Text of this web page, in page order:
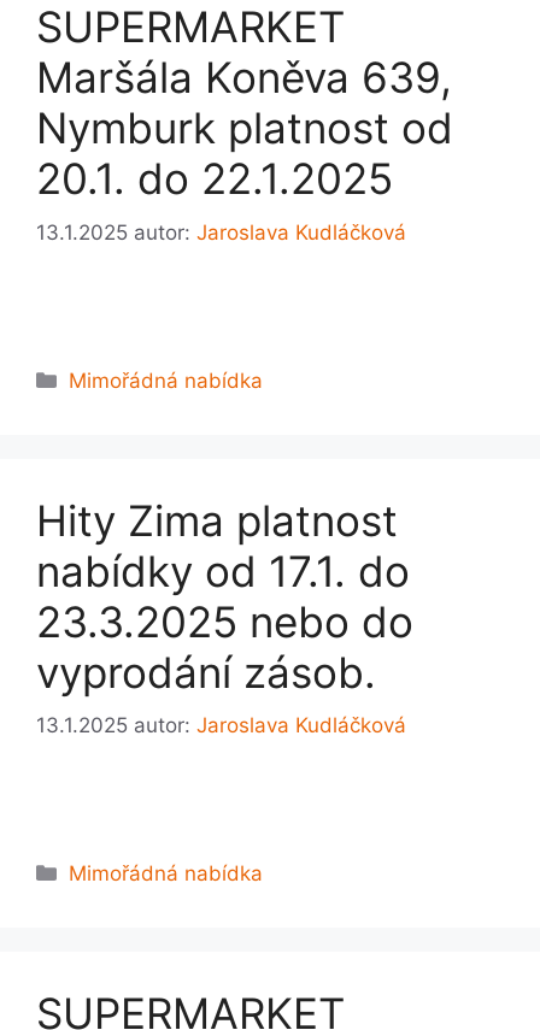
SUPERMARKET
Maršála Koněva 639,
Nymburk platnost od
20.1. do 22.1.2025
13.1.2025 autor: Jaroslava Kudláčková
Rubriky
Mimořádná nabídka
Hity Zima platnost
nabídky od 17.1. do
23.3.2025 nebo do
vyprodání zásob.
13.1.2025 autor: Jaroslava Kudláčková
Rubriky
Mimořádná nabídka
SUPERMARKET